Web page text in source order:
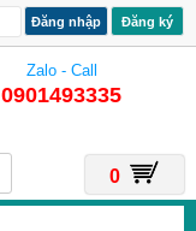
Đăng ký
Zalo - Call
0901493335
0